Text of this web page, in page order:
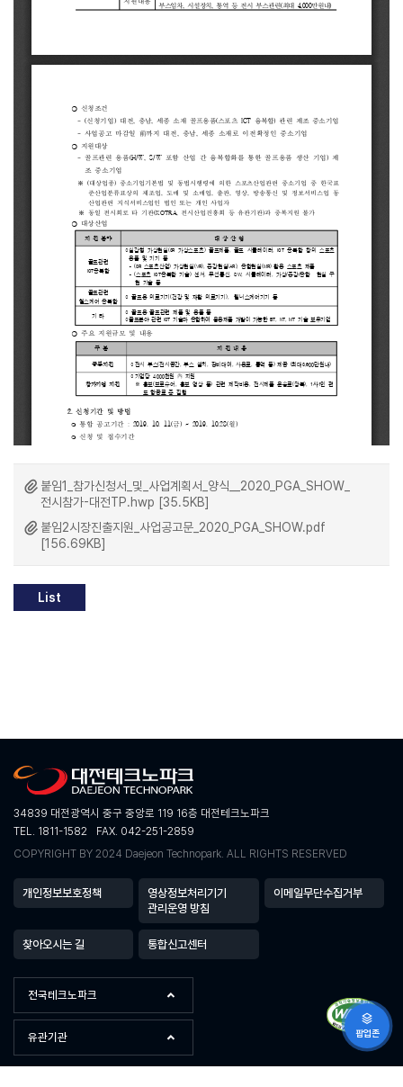
붙임1_참가신청서_및_사업계획서_양식__2020_PGA_SHOW_
전시참가-대전TP.hwp [35.5KB]
붙임2시장진출지원_사업공고문_2020_PGA_SHOW.pdf
[156.69KB]
List
34839 대전광역시 중구 중앙로 119 16층 대전테크노파크
TEL. 1811-1582
FAX. 042-251-2859
COPYRIGHT BY 2024 Daejeon Technopark. ALL RIGHTS RESERVED
전국테크노파크
유관기관
개인정보보호정책
영상정보처리기기
관리운영 방침
이메일무단수집거부
찾아오시는 길 통합신고센터
팝업존